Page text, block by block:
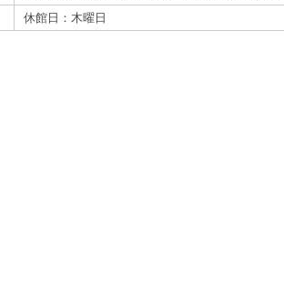
休館日：木曜日